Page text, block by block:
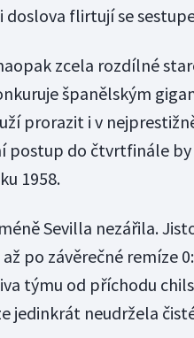
doslova flirtují se
zcela rozdílné
španělským
prorazit i v
postup do čtvrtfinále
1958.
Sevilla nezářila.
po závěrečné remíze
týmu od příchodu
jedinkrát neudržela